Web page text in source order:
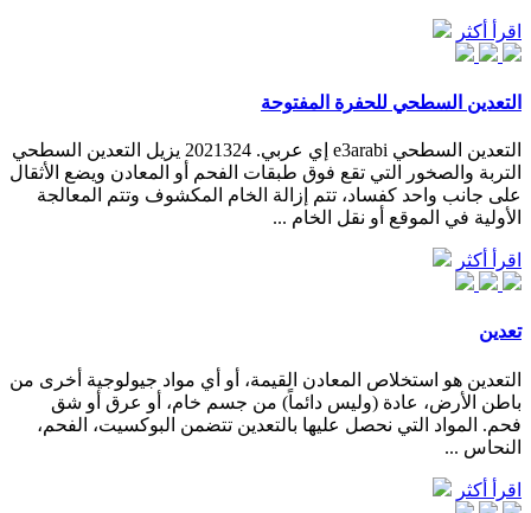
اقرأ أكثر
التعدين السطحي للحفرة المفتوحة
التعدين السطحي e3arabi إي عربي. 2021324 يزيل التعدين السطحي
التربة والصخور التي تقع فوق طبقات الفحم أو المعادن ويضع الأثقال
على جانب واحد كفساد، تتم إزالة الخام المكشوف وتتم المعالجة
الأولية في الموقع أو نقل الخام ...
اقرأ أكثر
تعدين
التعدين هو استخلاص المعادن القيمة، أو أي مواد جيولوجية أخرى من
باطن الأرض، عادة (وليس دائماً) من جسم خام، أو عرق أو شق
فحم. المواد التي نحصل عليها بالتعدين تتضمن البوكسيت، الفحم،
النحاس ...
اقرأ أكثر